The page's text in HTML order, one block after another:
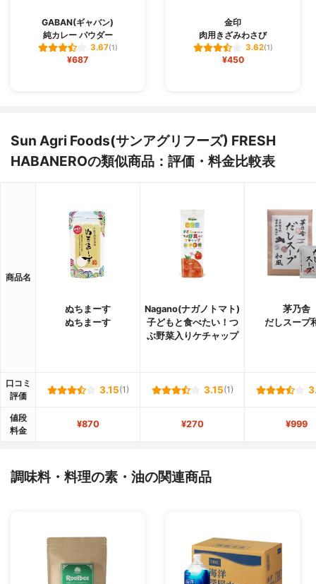
GABAN(ギャバン)
純カレー パウダー
3.67(1)
¥687
金印
肉用きざみわさび
3.62(1)
¥450
Sun Agri Foods(サンアグリフーズ) FRESH
HABANEROの類似商品：評価・料金比較表
商品名
ぬちまーす
ぬちまーす
Nagano(ナガノトマト)
子どもと食べたい！つ
ぶ野菜入りケチャップ
茅乃舎
だしスープ
口コミ
評価
3.15(1) 3.15(1)
値段
料金
¥870 ¥270 ¥999
調味料・料理の素・油の関連商品